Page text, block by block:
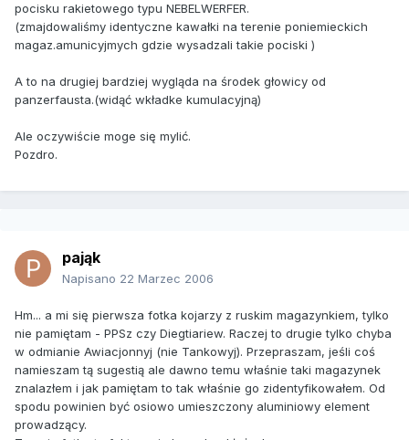
pocisku rakietowego typu NEBELWERFER.
(zmajdowaliśmy identyczne kawałki na terenie poniemieckich
magaz.amunicyjmych gdzie wysadzali takie pociski )
A to na drugiej bardziej wygląda na środek głowicy od
panzerfausta.(widąć wkładke kumulacyjną)
Ale oczywiście moge się mylić.
Pozdro.
pająk
Napisano 22 Marzec 2006
Hm... a mi się pierwsza fotka kojarzy z ruskim magazynkiem, tylko
nie pamiętam - PPSz czy Diegtiariew. Raczej to drugie tylko chyba
w odmianie Awiacjonnyj (nie Tankowyj). Przepraszam, jeśli coś
namieszam tą sugestią ale dawno temu właśnie taki magazynek
znalazłem i jak pamiętam to tak właśnie go zidentyfikowałem. Od
spodu powinien być osiowo umieszczony aluminiowy element
prowadzący.